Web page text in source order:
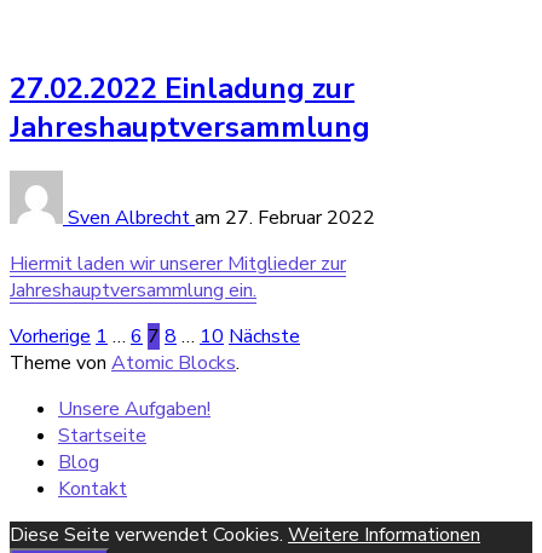
27.02.2022 Einladung zur
Jahreshauptversammlung
Sven Albrechtam 27. Februar 2022
Hiermit laden wir unserer Mitglieder zur
Jahreshauptversammlung ein.
Beitragsnavigation
Vorherige 1 … 6 7 8 … 10 Nächste
Theme von Atomic Blocks.
Unsere Aufgaben!
Startseite
Blog
Kontakt
Diese Seite verwendet Cookies. Weitere Informationen